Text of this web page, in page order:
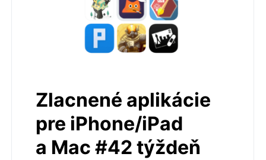
Zlacnené aplikácie
pre iPhone/iPad
a Mac #42 týždeň